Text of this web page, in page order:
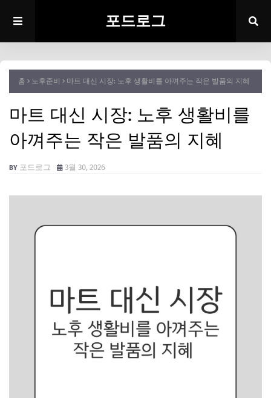
포드로그
홈 노후준비 마트 대신 시장: 노후 생활비를 아껴주는 작은 발품의 지혜
마트 대신 시장: 노후 생활비를
아껴주는 작은 발품의 지혜
포드로그 3월 30, 2026